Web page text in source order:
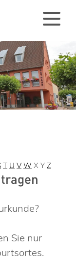
T U V W X Y Z
Sie nur